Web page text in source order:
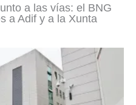
a las vías: el BNG
a Adif y a la Xunta